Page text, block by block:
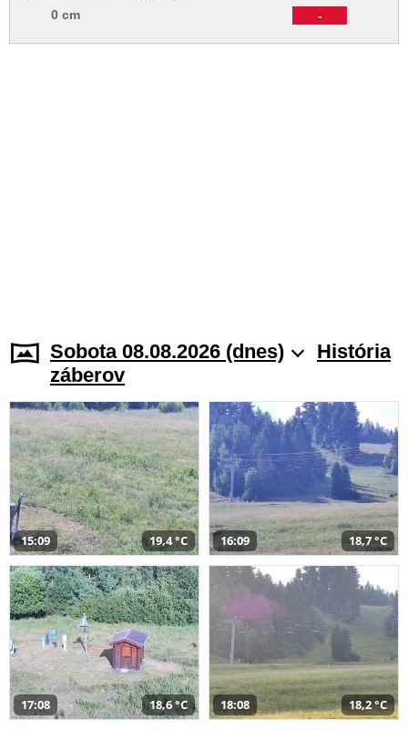
-
0 cm
Sobota 08.08.2026 (dnes)
História
záberov
15:09 19,4 °C 16:09 18,7 °C
17:08 18,6 °C 18:08 18,2 °C